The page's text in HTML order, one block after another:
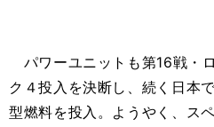
パワーユニットも第16戦・
ク４投入を決断し、続く日本
型燃料を投入。ようやく、ス